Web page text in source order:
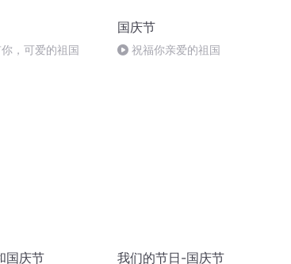
，可爱的祖国
国庆节
祝福你亲爱的祖国
国庆节 我们的节日-国庆节